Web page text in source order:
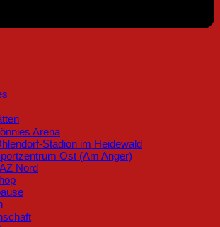
Arena
Stadion im Heidewald
Ost (Am Anger)
Nord